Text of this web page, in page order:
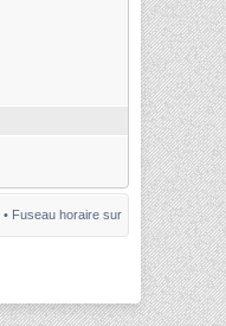
• Fuseau horaire sur